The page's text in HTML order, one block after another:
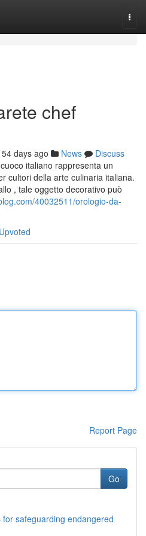
chef
54 days ago News
Discuss
italiano rappresenta un
cultori della arte culinaria italiana.
, tale oggetto decorativo può
40032511/orologio-da-
Report Page
Go
safeguarding endangered